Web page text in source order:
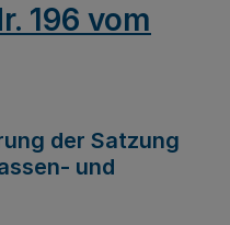
196 vom
der Satzung
und